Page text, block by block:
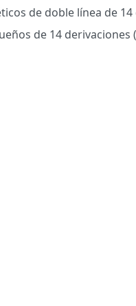
de doble línea de
de 14 derivaciones